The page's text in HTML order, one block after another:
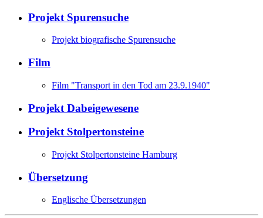
Projekt Spurensuche
Projekt biografische Spurensuche
Film
Film "Transport in den Tod am 23.9.1940"
Projekt Dabeigewesene
Projekt Stolpertonsteine
Projekt Stolpertonsteine Hamburg
Übersetzung
Englische Übersetzungen